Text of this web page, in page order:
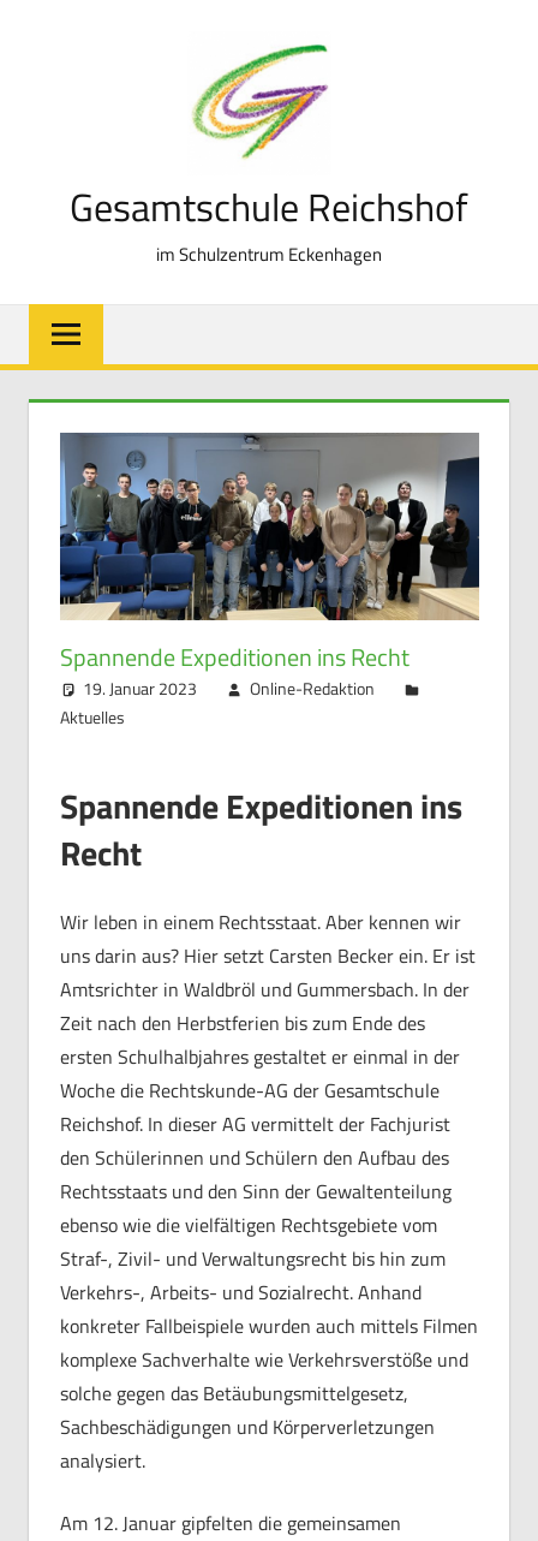
Gesamtschule Reichshof
im Schulzentrum Eckenhagen
Spannende Expeditionen ins Recht
19. Januar 2023
Online-Redaktion
Aktuelles
Spannende Expeditionen ins
Recht
Wir leben in einem Rechtsstaat. Aber kennen wir
uns darin aus? Hier setzt Carsten Becker ein. Er ist
Amtsrichter in Waldbröl und Gummersbach. In der
Zeit nach den Herbstferien bis zum Ende des
ersten Schulhalbjahres gestaltet er einmal in der
Woche die Rechtskunde-AG der Gesamtschule
Reichshof. In dieser AG vermittelt der Fachjurist
den Schülerinnen und Schülern den Aufbau des
Rechtsstaats und den Sinn der Gewaltenteilung
ebenso wie die vielfältigen Rechtsgebiete vom
Straf-, Zivil- und Verwaltungsrecht bis hin zum
Verkehrs-, Arbeits- und Sozialrecht. Anhand
konkreter Fallbeispiele wurden auch mittels Filmen
komplexe Sachverhalte wie Verkehrsverstöße und
solche gegen das Betäubungsmittelgesetz,
Sachbeschädigungen und Körperverletzungen
analysiert.
Am 12. Januar gipfelten die gemeinsamen